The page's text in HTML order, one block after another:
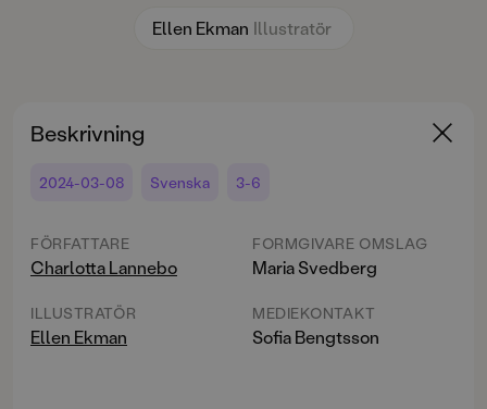
Ellen Ekman Illustratör
Beskrivning
2024-03-08 Svenska 3-6
FÖRFATTARE
Charlotta Lannebo
ILLUSTRATÖR
Ellen Ekman
FORMGIVARE OMSLAG
Maria Svedberg
MEDIEKONTAKT
Sofia Bengtsson